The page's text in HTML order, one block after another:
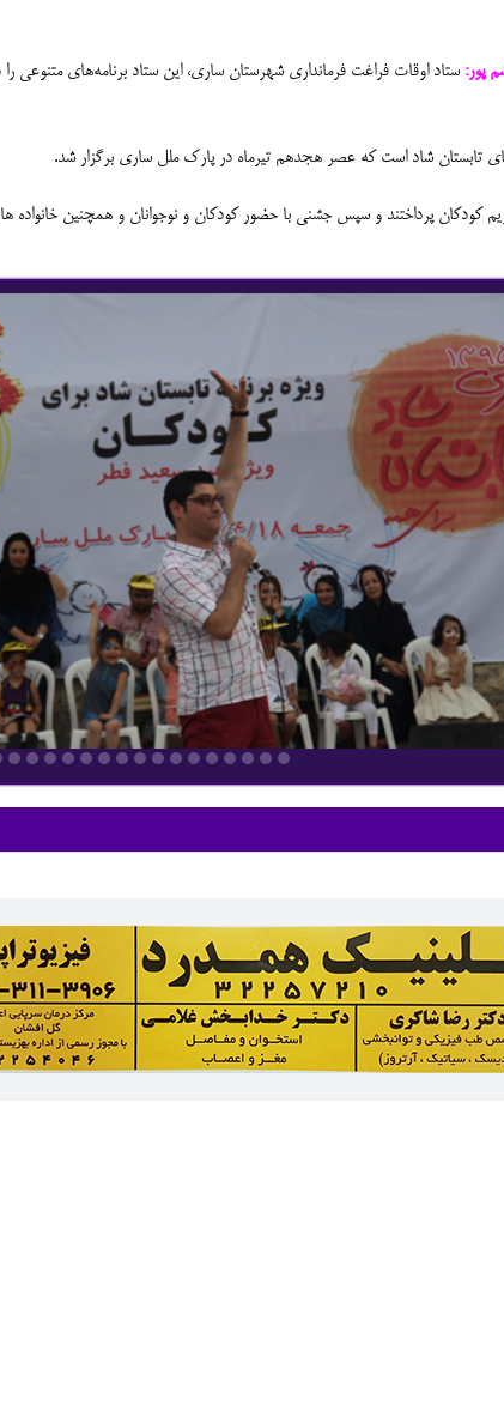
پور: ستاد اوقات فراغت فرمانداری شهرستان ساری، این ستاد برنامه‌های متنوعی
تابستان شاد است که عصر هجدهم تیرماه در پارک ملل ساری برگزار شد.